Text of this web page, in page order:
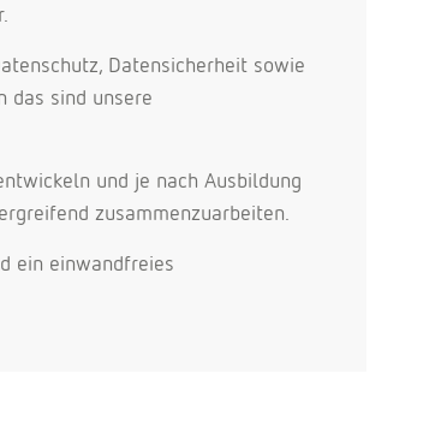
Datensicherheit sowie
das sind unsere
und je nach Ausbildung
zusammenzuarbeiten.
ein einwandfreies